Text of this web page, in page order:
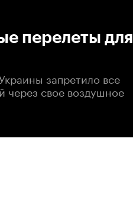
перелеты для
запретило все
через свое воздушное